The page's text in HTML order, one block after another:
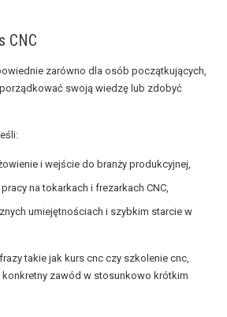
CNC
zarówno dla osób początkujących,
swoją wiedzę lub zdobyć
i wejście do branży produkcyjnej,
na tokarkach i frezarkach CNC,
umiejętnościach i szybkim starcie w
takie jak kurs cnc czy szkolenie cnc,
zawód w stosunkowo krótkim